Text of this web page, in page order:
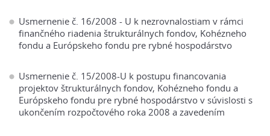
Usmernenie č. 16/2008 - U k nezrovnalostiam v rámci
finančného riadenia štrukturálnych fondov, Kohézneho
fondu a Európskeho fondu pre rybné hospodárstvo
Usmernenie č. 15/2008-U k postupu financovania
projektov štrukturálnych fondov, Kohézneho fondu a
Európskeho fondu pre rybné hospodárstvo v súvislosti s
ukončením rozpočtového roka 2008 a zavedením